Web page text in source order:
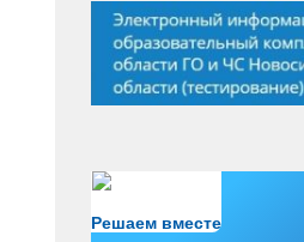
Решаем вместе